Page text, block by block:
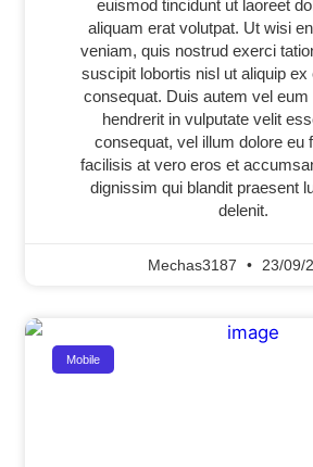
euismod tincidunt ut laoreet
aliquam erat volutpat. Ut wisi
veniam, quis nostrud exerci
suscipit lobortis nisl ut aliquip
consequat. Duis autem vel eum
hendrerit in vulputate velit
consequat, vel illum dolore eu
facilisis at vero eros et
dignissim qui blandit praesent
delenit.
Mechas3187 23/09/
Mobile